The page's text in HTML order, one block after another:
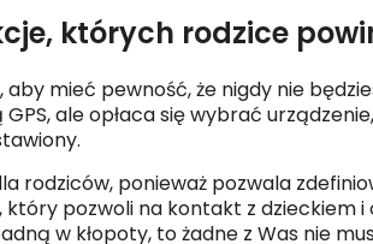
których rodzice
mieć pewność, że nigdy nie
ale opłaca się wybrać
rodziców, ponieważ pozwala
pozwoli na kontakt z dzieckiem i
w kłopoty, to żadne z Was nie